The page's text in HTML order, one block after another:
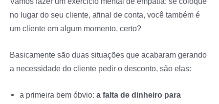
no lugar do seu cliente, afinal de conta, você também é
um cliente em algum momento, certo?
Basicamente são duas situações que acabaram gerando
a necessidade do cliente pedir o desconto, são elas:
a primeira bem óbvio: a falta de dinheiro para